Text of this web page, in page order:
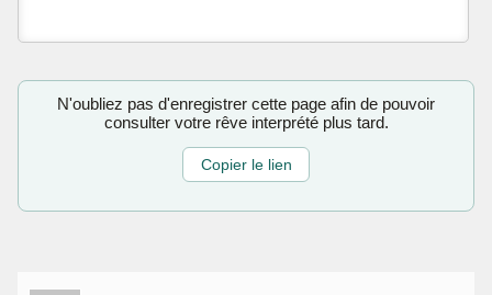
N'oubliez pas d'enregistrer cette page afin de pouvoir
consulter votre rêve interprété plus tard.
Copier le lien